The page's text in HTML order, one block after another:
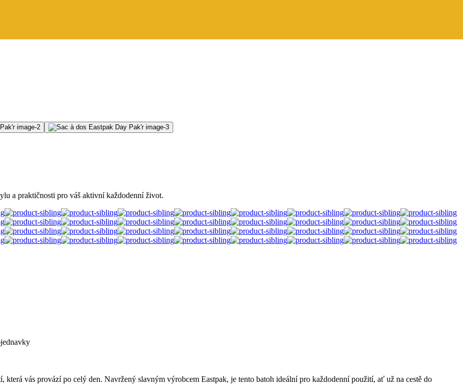
a praktičnosti pro váš aktivní každodenní život.
vás provází po celý den. Navržený slavným výrobcem Eastpak, je tento batoh ideální pro každodenní použití, ať už na cestě do